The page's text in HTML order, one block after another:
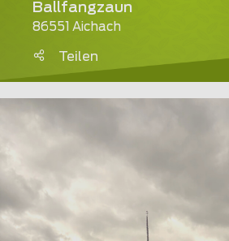
Ballfangzaun
86551 Aichach
Teilen